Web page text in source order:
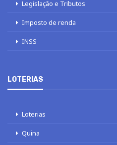
Legislação e Tributos
Imposto de renda
INSS
LOTERIAS
Loterias
Quina